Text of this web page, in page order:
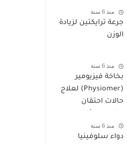
منذ 6 سنة
جرعة ترايكتين لزيادة
الوزن
منذ 6 سنة
بخاخة فيزيومير
(Physiomer) لعلاج
حالات احتقان
منذ 6 سنة
دواء سلوفينيا